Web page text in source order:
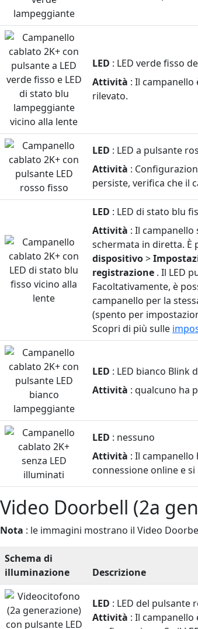
il
loro
significato
per
campanello
cablato
Blink
2K+
LED : LED verde fisso
Attività : Il
rilevato.
LED : LED a pulsante
Attività :
persiste, verifica che il
LED : LED di stato blu
Attività : Il
schermata in diretta. È
dispositivo>
registrazione . Il LED
Facoltativamente, è
campanello per la
(spento per
Scopri di più sulle
LED : LED bianco Blink
Attività : qualcuno ha
LED : nessuno
Attività : Il
connessione online e si
Video Doorbell (2a
Nota : le immagini mostrano il Video
Schemi
luminosi
Schema di
illuminazione
Descrizione
LED : LED del pulsante
Attività : Il